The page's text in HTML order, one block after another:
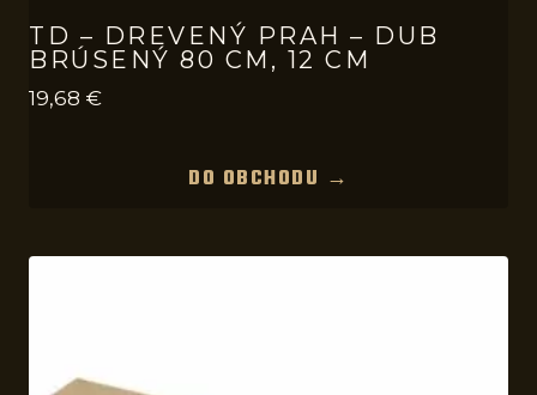
TD – DREVENÝ PRAH – DUB
BRÚSENÝ 80 CM, 12 CM
19,68 €
DO OBCHODU →